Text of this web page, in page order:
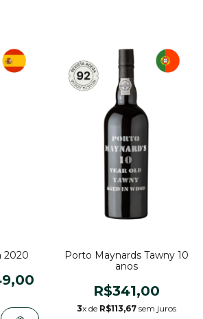
2020
Porto Maynards Tawny 10
anos
R$341,00
3x de R$113,67sem juros